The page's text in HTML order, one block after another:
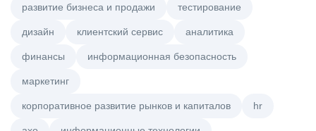
развитие бизнеса и продажи тестирование
дизайн клиентский сервис аналитика
финансы информационная безопасность
маркетинг
корпоративное развитие рынков и капиталов hr